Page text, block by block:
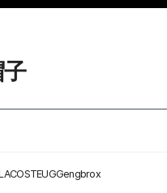
UGGengbrox